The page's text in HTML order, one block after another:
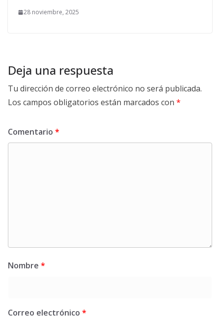
28 noviembre, 2025
Deja una respuesta
Tu dirección de correo electrónico no será publicada.
Los campos obligatorios están marcados con *
Comentario *
Nombre *
Correo electrónico *